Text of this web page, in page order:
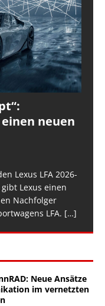
neuen
Lexus LFA 2026-
Lexus einen
Nachfolger
LFA. […]
Neue Ansätze
im vernetzten